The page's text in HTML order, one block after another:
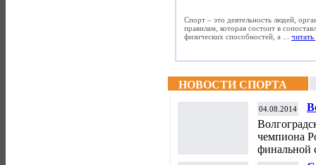
Спорт – это деятельность людей,
правилам, которая состоит в
физических способностей, а ... читать
НОВОСТИ СПОРТА
04.08.2014
чемпиона
финальной